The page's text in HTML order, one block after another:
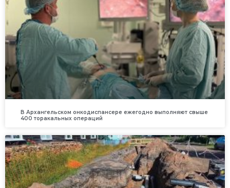
В Архангельском онкодиспансере ежегодно выполняют свыше
400 торакальных операций